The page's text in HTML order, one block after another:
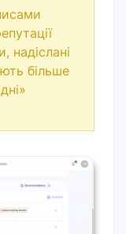
надіслані
більше